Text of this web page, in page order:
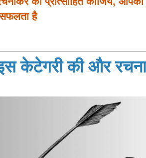
है
केटेगरी की और